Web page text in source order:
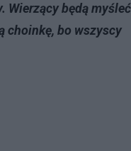
Wierzący będą
choinkę, bo wszyscy